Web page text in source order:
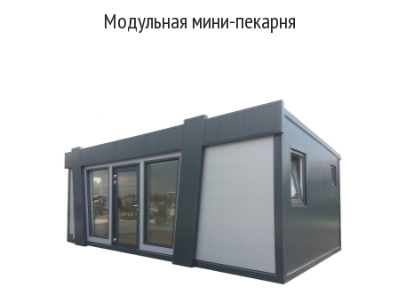
Модульная мини-пекарня